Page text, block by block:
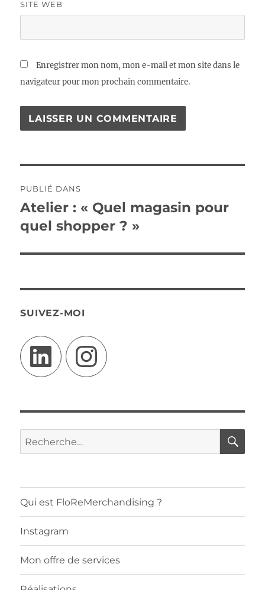
SITE WEB
Enregistrer mon nom, mon e-mail et mon site dans le
navigateur pour mon prochain commentaire.
de
l’article
PUBLIÉ DANS
Atelier : « Quel magasin pour
quel shopper ? »
SUIVEZ-MOI
LinkedIn Instagram
Recherche
pour :
Qui est FloReMerchandising ?
Instagram
Mon offre de services